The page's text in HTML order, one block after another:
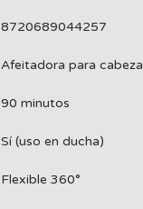
8720689044257
Afeitadora para cabeza
90 minutos
Sí (uso en ducha)
Flexible 360°